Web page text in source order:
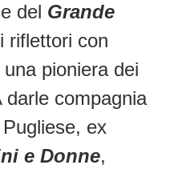
del Grande
riflettori con
una pioniera dei
darle compagnia
Pugliese, ex
e Donne,